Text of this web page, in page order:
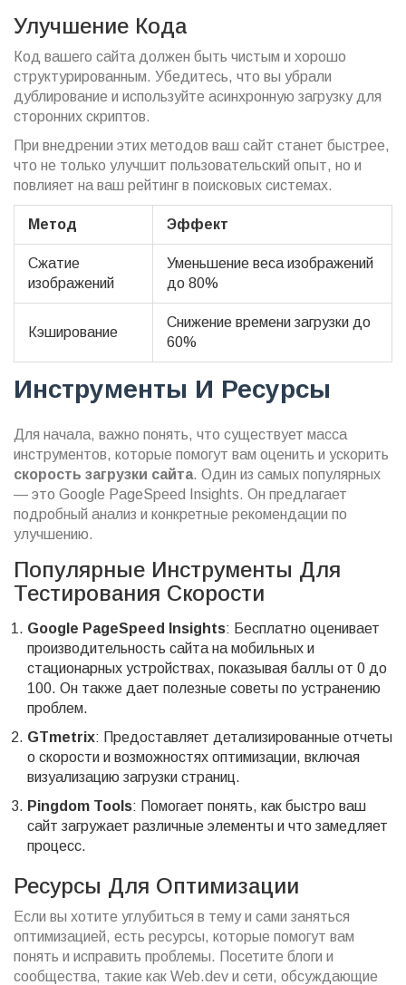
Улучшение Кода
Код вашего сайта должен быть чистым и хорошо
структурированным. Убедитесь, что вы убрали
дублирование и используйте асинхронную загрузку для
сторонних скриптов.
При внедрении этих методов ваш сайт станет быстрее,
что не только улучшит пользовательский опыт, но и
повлияет на ваш рейтинг в поисковых системах.
Метод Эффект
Сжатие
изображений
Уменьшение веса изображений
до 80%
Кэширование
Снижение времени загрузки до
60%
Инструменты И Ресурсы
Для начала, важно понять, что существует масса
инструментов, которые помогут вам оценить и ускорить
скорость загрузки сайта. Один из самых популярных
— это Google PageSpeed Insights. Он предлагает
подробный анализ и конкретные рекомендации по
улучшению.
Популярные Инструменты Для
Тестирования Скорости
Google PageSpeed Insights: Бесплатно оценивает
производительность сайта на мобильных и
стационарных устройствах, показывая баллы от 0 до
100. Он также дает полезные советы по устранению
проблем.
GTmetrix: Предоставляет детализированные отчеты
о скорости и возможностях оптимизации, включая
визуализацию загрузки страниц.
Pingdom Tools: Помогает понять, как быстро ваш
сайт загружает различные элементы и что замедляет
процесс.
Ресурсы Для Оптимизации
Если вы хотите углубиться в тему и сами заняться
оптимизацией, есть ресурсы, которые помогут вам
понять и исправить проблемы. Посетите блоги и
сообщества, такие как Web.dev и сети, обсуждающие